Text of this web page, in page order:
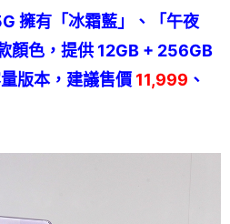
擁有「冰霜藍」、「午夜
顏色，提供 12GB + 256GB
版本，建議售價 11,999 、